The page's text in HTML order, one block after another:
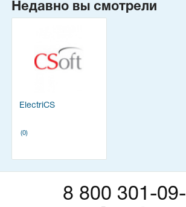
Недавно вы смотрели
ElectriCS
(0)
8 800 301-